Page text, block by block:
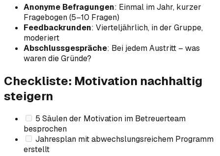
Anonyme Befragungen: Einmal im Jahr, kurzer
Fragebogen (5–10 Fragen)
Feedbackrunden: Vierteljährlich, in der Gruppe,
moderiert
Abschlussgespräche: Bei jedem Austritt – was
waren die Gründe?
Checkliste: Motivation nachhaltig
steigern
5 Säulen der Motivation im Betreuerteam
besprochen
Jahresplan mit abwechslungsreichem Programm
erstellt